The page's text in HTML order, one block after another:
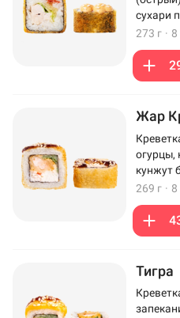
сухари
273 г · 8
Жар
огурцы,
кунжут
269 г · 8
Тигра